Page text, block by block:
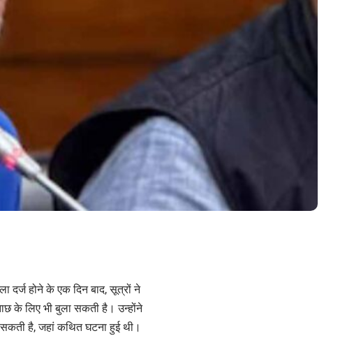
दर्ज होने के एक दिन बाद, सूत्रों ने
के लिए भी बुला सकती है। उन्होंने
है, जहां कथित घटना हुई थी।